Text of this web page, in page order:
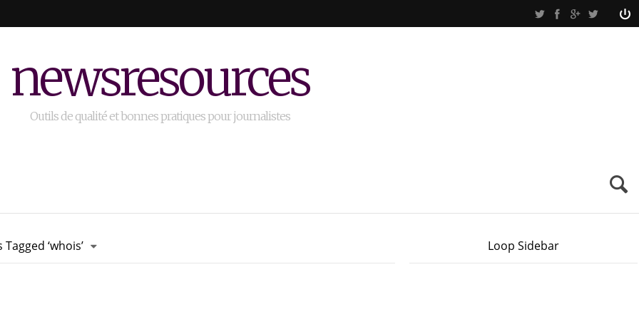
newsresources
Outils de qualité et bonnes pratiques pour journalistes
‘whois’ Loop Sidebar